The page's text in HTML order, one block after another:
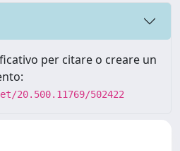
per citare o creare un
20.500.11769/502422